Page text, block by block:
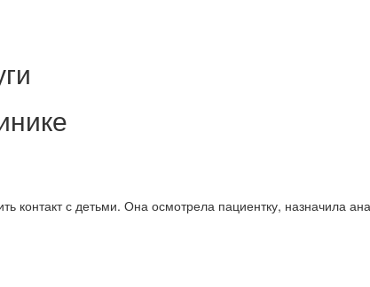
контакт с детьми. Она осмотрела пациентку, назначила